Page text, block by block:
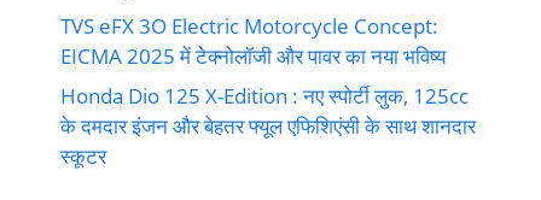
TVS eFX 3O Electric Motorcycle Concept:
EICMA 2025 में टेक्नोलॉजी और पावर का नया भविष्य
Honda Dio 125 X-Edition : नए स्पोर्टी लुक, 125cc
के दमदार इंजन और बेहतर फ्यूल एफिशिएंसी के साथ शानदार
स्कूटर